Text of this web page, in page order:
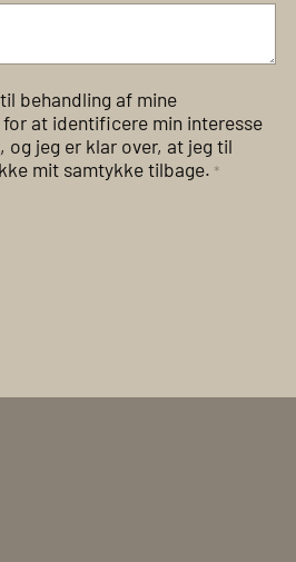
behandling af mine
at identificere min interesse
, og jeg er klar over, at jeg til
mit samtykke tilbage. *